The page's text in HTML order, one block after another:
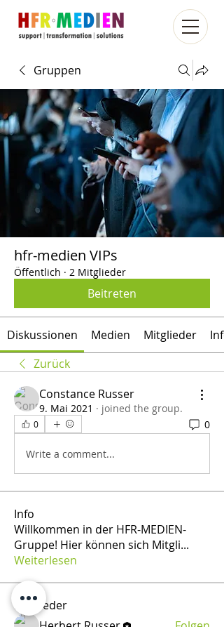
Gruppen
hfr-medien VIPs
Öffentlich · 2 Mitglieder
Beitreten
Diskussionen Medien Mitglieder
Info
Zurück
Constance Russer
9. Mai 2021 · joined the group.
0 0
Write a comment...
Info
Willkommen in der HFR-MEDIEN-
Gruppe! Hier können sich Mitgli...
Weiterlesen
Mitglieder
Herbert Russer
Folgen